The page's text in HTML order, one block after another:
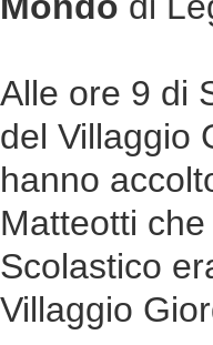
Alle ore 9 di
del Villaggio
hanno
Matteotti
Scolastico
Villaggio